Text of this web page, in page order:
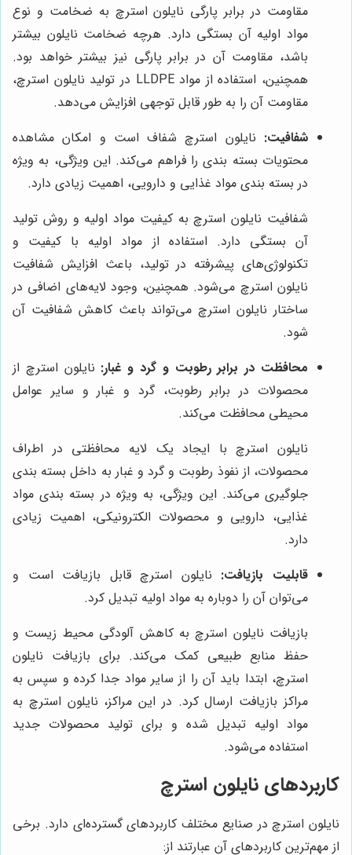
مقاومت در برابر پارگی نایلون استرچ به ضخامت و نوع
مواد اولیه آن بستگی دارد. هرچه ضخامت نایلون بیشتر
باشد، مقاومت آن در برابر پارگی نیز بیشتر خواهد بود.
همچنین، استفاده از مواد LLDPE در تولید نایلون استرچ،
مقاومت آن را به طور قابل توجهی افزایش می‌دهد.
شفافیت: نایلون استرچ شفاف است و امکان مشاهده
محتویات بسته بندی را فراهم می‌کند. این ویژگی، به ویژه
در بسته بندی مواد غذایی و دارویی، اهمیت زیادی دارد.
شفافیت نایلون استرچ به کیفیت مواد اولیه و روش تولید
آن بستگی دارد. استفاده از مواد اولیه با کیفیت و
تکنولوژی‌های پیشرفته در تولید، باعث افزایش شفافیت
نایلون استرچ می‌شود. همچنین، وجود لایه‌های اضافی در
ساختار نایلون استرچ می‌تواند باعث کاهش شفافیت آن
شود.
محافظت در برابر رطوبت و گرد و غبار: نایلون استرچ از
محصولات در برابر رطوبت، گرد و غبار و سایر عوامل
محیطی محافظت می‌کند.
نایلون استرچ با ایجاد یک لایه محافظتی در اطراف
محصولات، از نفوذ رطوبت و گرد و غبار به داخل بسته بندی
جلوگیری می‌کند. این ویژگی، به ویژه در بسته بندی مواد
غذایی، دارویی و محصولات الکترونیکی، اهمیت زیادی
دارد.
قابلیت بازیافت: نایلون استرچ قابل بازیافت است و
می‌توان آن را دوباره به مواد اولیه تبدیل کرد.
بازیافت نایلون استرچ به کاهش آلودگی محیط زیست و
حفظ منابع طبیعی کمک می‌کند. برای بازیافت نایلون
استرچ، ابتدا باید آن را از سایر مواد جدا کرده و سپس به
مراکز بازیافت ارسال کرد. در این مراکز، نایلون استرچ به
مواد اولیه تبدیل شده و برای تولید محصولات جدید
استفاده می‌شود.
کاربردهای نایلون استرچ
نایلون استرچ در صنایع مختلف کاربردهای گسترده‌ای دارد. برخی
از مهم‌ترین کاربردهای آن عبارتند از: